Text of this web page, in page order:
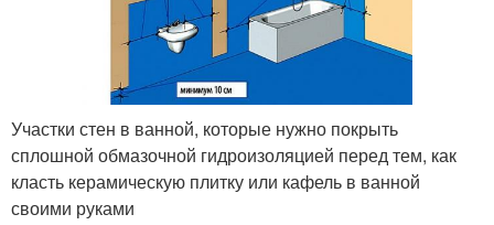
Участки стен в ванной, которые нужно покрыть
сплошной обмазочной гидроизоляцией перед тем, как
класть керамическую плитку или кафель в ванной
своими руками